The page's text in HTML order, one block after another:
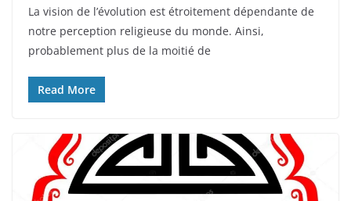
La vision de l’évolution est étroitement dépendante de
notre perception religieuse du monde. Ainsi,
probablement plus de la moitié de
Read More